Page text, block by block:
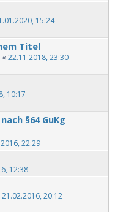
15:24
Titel
« 22.11.2018, 23:30
10:17
§64 GuKg
22:29
12:38
21.02.2016, 20:12